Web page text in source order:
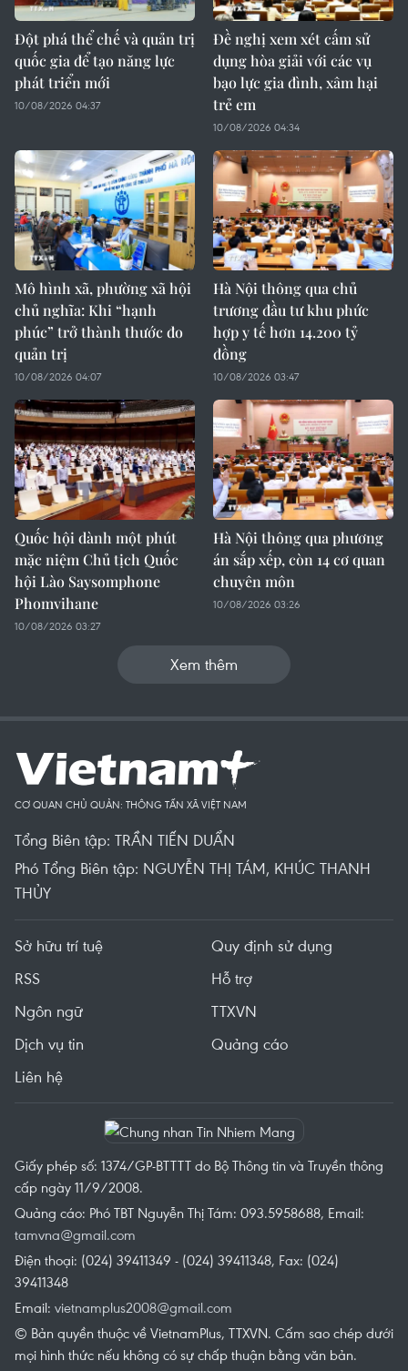
Đột phá thể chế và quản trị
quốc gia để tạo năng lực
phát triển mới
10/08/2026 04:37
Đề nghị xem xét cấm sử
dụng hòa giải với các vụ
bạo lực gia đình, xâm hại
trẻ em
10/08/2026 04:34
Mô hình xã, phường xã hội
chủ nghĩa: Khi “hạnh
phúc” trở thành thước đo
quản trị
10/08/2026 04:07
Hà Nội thông qua chủ
trương đầu tư khu phức
hợp y tế hơn 14.200 tỷ
đồng
10/08/2026 03:47
Quốc hội dành một phút
mặc niệm Chủ tịch Quốc
hội Lào Saysomphone
Phomvihane
10/08/2026 03:27
Hà Nội thông qua phương
án sắp xếp, còn 14 cơ quan
chuyên môn
10/08/2026 03:26
Xem thêm
CƠ QUAN CHỦ QUẢN: THÔNG TẤN XÃ VIỆT NAM
Tổng Biên tập: TRẦN TIẾN DUẨN
Phó Tổng Biên tập: NGUYỄN THỊ TÁM, KHÚC THANH
THỦY
Sở hữu trí tuệ
Quy định sử dụng
RSS
Hỗ trợ
Ngôn ngữ
TTXVN
Dịch vụ tin
Quảng cáo
Liên hệ
Giấy phép số: 1374/GP-BTTTT do Bộ Thông tin và Truyền thông
cấp ngày 11/9/2008.
Quảng cáo: Phó TBT Nguyễn Thị Tám: 093.5958688, Email:
tamvna@gmail.com
Điện thoại: (024) 39411349 - (024) 39411348, Fax: (024)
39411348
Email: vietnamplus2008@gmail.com
© Bản quyền thuộc về VietnamPlus, TTXVN. Cấm sao chép dưới
mọi hình thức nếu không có sự chấp thuận bằng văn bản.